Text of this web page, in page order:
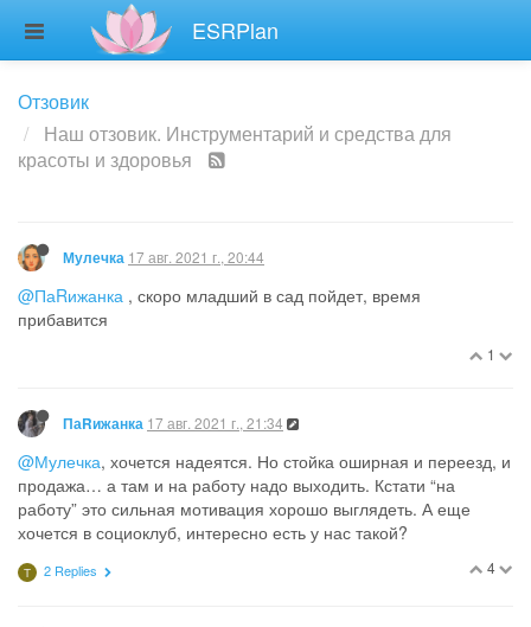
ESRPlan
время я плохо самоорганизована.
Подумаю еще, не горит. Но сама мысль кажется мне
подходит и я могу себе это позволить. Иии можно найти этот
аппаратный уход в нашем городе и сходить на
вспоминательнуюознакомительную процедуру
Мулечка 17 авг. 2021 г., 20:44
@ПаRижанка , скоро младший в сад пойдет, время
прибавится
1
ПаRижанка 17 авг. 2021 г., 21:34
@Мулечка, хочется надеятся. Но стойка оширная и переезд, и
продажа… а там и на работу надо выходить. Кстати “на
работу” это сильная мотивация хорошо выглядеть. А еще
хочется в социоклуб, интересно есть у нас такой?
4
Т 2 Replies